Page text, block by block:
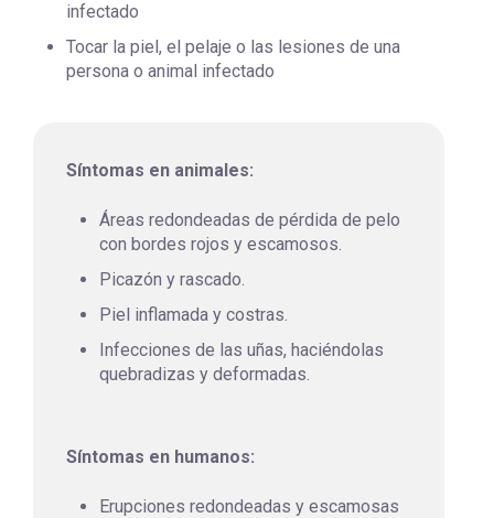
infectado
Tocar la piel, el pelaje o las lesiones de una
persona o animal infectado
Síntomas en animales:
Áreas redondeadas de pérdida de pelo
con bordes rojos y escamosos.
Picazón y rascado.
Piel inflamada y costras.
Infecciones de las uñas, haciéndolas
quebradizas y deformadas.
Síntomas en humanos:
Erupciones redondeadas y escamosas